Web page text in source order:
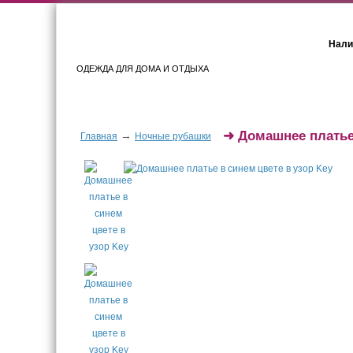
ОДЕЖДА ДЛЯ ДОМА И ОТДЫХА
Главная → Ночные рубашки ➜ Домашнее